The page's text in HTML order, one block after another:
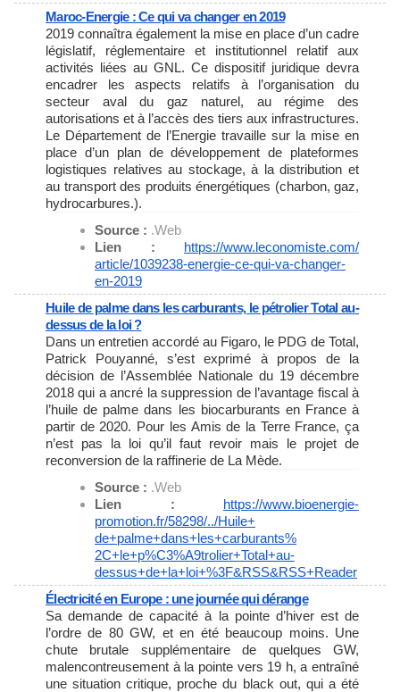
Maroc-Energie : Ce qui va changer en 2019
2019 connaîtra également la mise en place d’un cadre
législatif, réglementaire et institutionnel relatif aux
activités liées au GNL. Ce dispositif juridique devra
encadrer les aspects relatifs à l’organisation du
secteur aval du gaz naturel, au régime des
autorisations et à l’accès des tiers aux infrastructures.
Le Département de l’Energie travaille sur la mise en
place d’un plan de développement de plateformes
logistiques relatives au stockage, à la distribution et
au transport des produits énergétiques (charbon, gaz,
hydrocarbures.).
Source : .Web
Lien : https://www.leconomiste.com/
article/1039238-energie-ce-qui-va-changer-
en-2019
Huile de palme dans les carburants, le pétrolier Total au-
dessus de la loi ?
Dans un entretien accordé au Figaro, le PDG de Total,
Patrick Pouyanné, s’est exprimé à propos de la
décision de l’Assemblée Nationale du 19 décembre
2018 qui a ancré la suppression de l’avantage fiscal à
l’huile de palme dans les biocarburants en France à
partir de 2020. Pour les Amis de la Terre France, ça
n’est pas la loi qu’il faut revoir mais le projet de
reconversion de la raffinerie de La Mède.
Source : .Web
Lien : https://www.bioenergie-
promotion.fr/58298/../Huile+
de+palme+dans+les+carburants%
2C+le+p%C3%A9trolier+Total+au-
dessus+de+la+loi+%3F&RSS&RSS+Reader
Électricité en Europe : une journée qui dérange
Sa demande de capacité à la pointe d’hiver est de
l’ordre de 80 GW, et en été beaucoup moins. Une
chute brutale supplémentaire de quelques GW,
malencontreusement à la pointe vers 19 h, a entraîné
une situation critique, proche du black out, qui a été